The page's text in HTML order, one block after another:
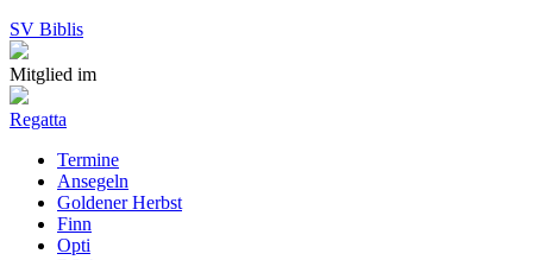
SV Biblis
Mitglied im
Regatta
Termine
Ansegeln
Goldener Herbst
Finn
Opti